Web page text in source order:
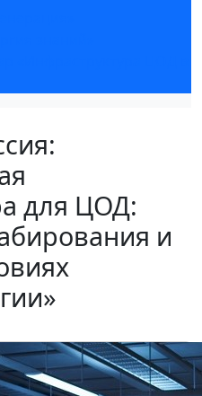
для ЦОД:
и